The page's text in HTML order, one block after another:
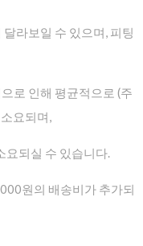
라보일 수 있으며, 피팅
로 인해 평균적으로 (주
요되며,
요되실 수 있습니다.
원의 배송비가 추가되